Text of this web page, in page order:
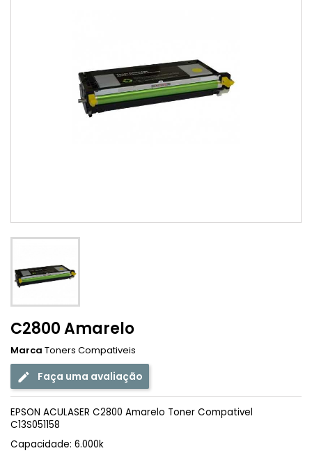
C2800 Amarelo
Marca Toners Compativeis
Faça uma avaliação
EPSON ACULASER C2800 Amarelo Toner Compativel
C13S051158
Capacidade: 6.000k